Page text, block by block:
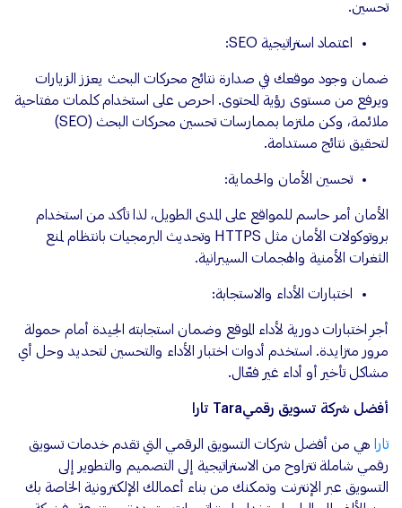
تحسين.
اعتماد استراتيجية SEO:
ضمان وجود موقعك في صدارة نتائج محركات البحث يعزز الزيارات
ويرفع من مستوى رؤية المحتوى. احرص على استخدام كلمات مفتاحية
ملائمة، وكن ملتزما بممارسات تحسين محركات البحث (SEO)
لتحقيق نتائج مستدامة.
تحسين الأمان والحماية:
الأمان أمر حاسم للمواقع على المدى الطويل، لذا تأكد من استخدام
بروتوكولات الأمان مثل HTTPS وتحديث البرمجيات بانتظام لمنع
الثغرات الأمنية والهجمات السيبرانية.
اختبارات الأداء والاستجابة:
أجرِ اختبارات دورية لأداء الموقع وضمان استجابته الجيدة أمام حمولة
مرور متزايدة. استخدم أدوات اختبار الأداء والتحسين لتحديد وحل أي
مشاكل تأخير أو أداء غير فعّال.
أفضل شركة تسويق رقميTara تارا
تارا
هي من أفضل شركات التسويق الرقمي التي تقدم خدمات تسويق
رقمي شاملة تتراوح من الاستراتيجية إلى التصميم والتطوير إلى
التسويق عبر الإنترنت وتمكنك من بناء أعمالك الإلكترونية الخاصة بك